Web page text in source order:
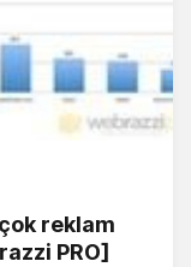
reklam
PRO]